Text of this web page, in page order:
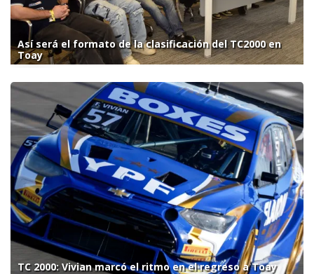
Así será el formato de la clasificación del TC2000 en
Toay
TC 2000: Vivian marcó el ritmo en el regreso a Toay